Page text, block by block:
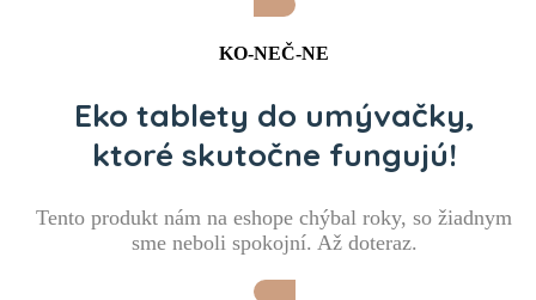
KO-NEČ-NE
Eko tablety do umývačky,
ktoré skutočne fungujú!
Tento produkt nám na eshope chýbal roky, so žiadnym
sme neboli spokojní. Až doteraz.